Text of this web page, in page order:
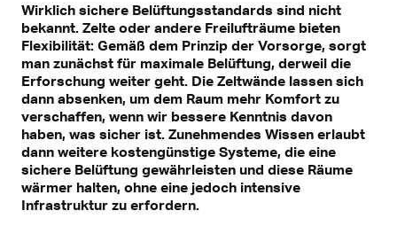
Wirklich sichere Belüftungsstandards sind nicht
bekannt. Zelte oder andere Freilufträume bieten
Flexibilität: Gemäß dem Prinzip der Vorsorge, sorgt
man zunächst für maximale Belüftung, derweil die
Erforschung weiter geht. Die Zeltwände lassen sich
dann absenken, um dem Raum mehr Komfort zu
verschaffen, wenn wir bessere Kenntnis davon
haben, was sicher ist. Zunehmendes Wissen erlaubt
dann weitere kostengünstige Systeme, die eine
sichere Belüftung gewährleisten und diese Räume
wärmer halten, ohne eine jedoch intensive
Infrastruktur zu erfordern.